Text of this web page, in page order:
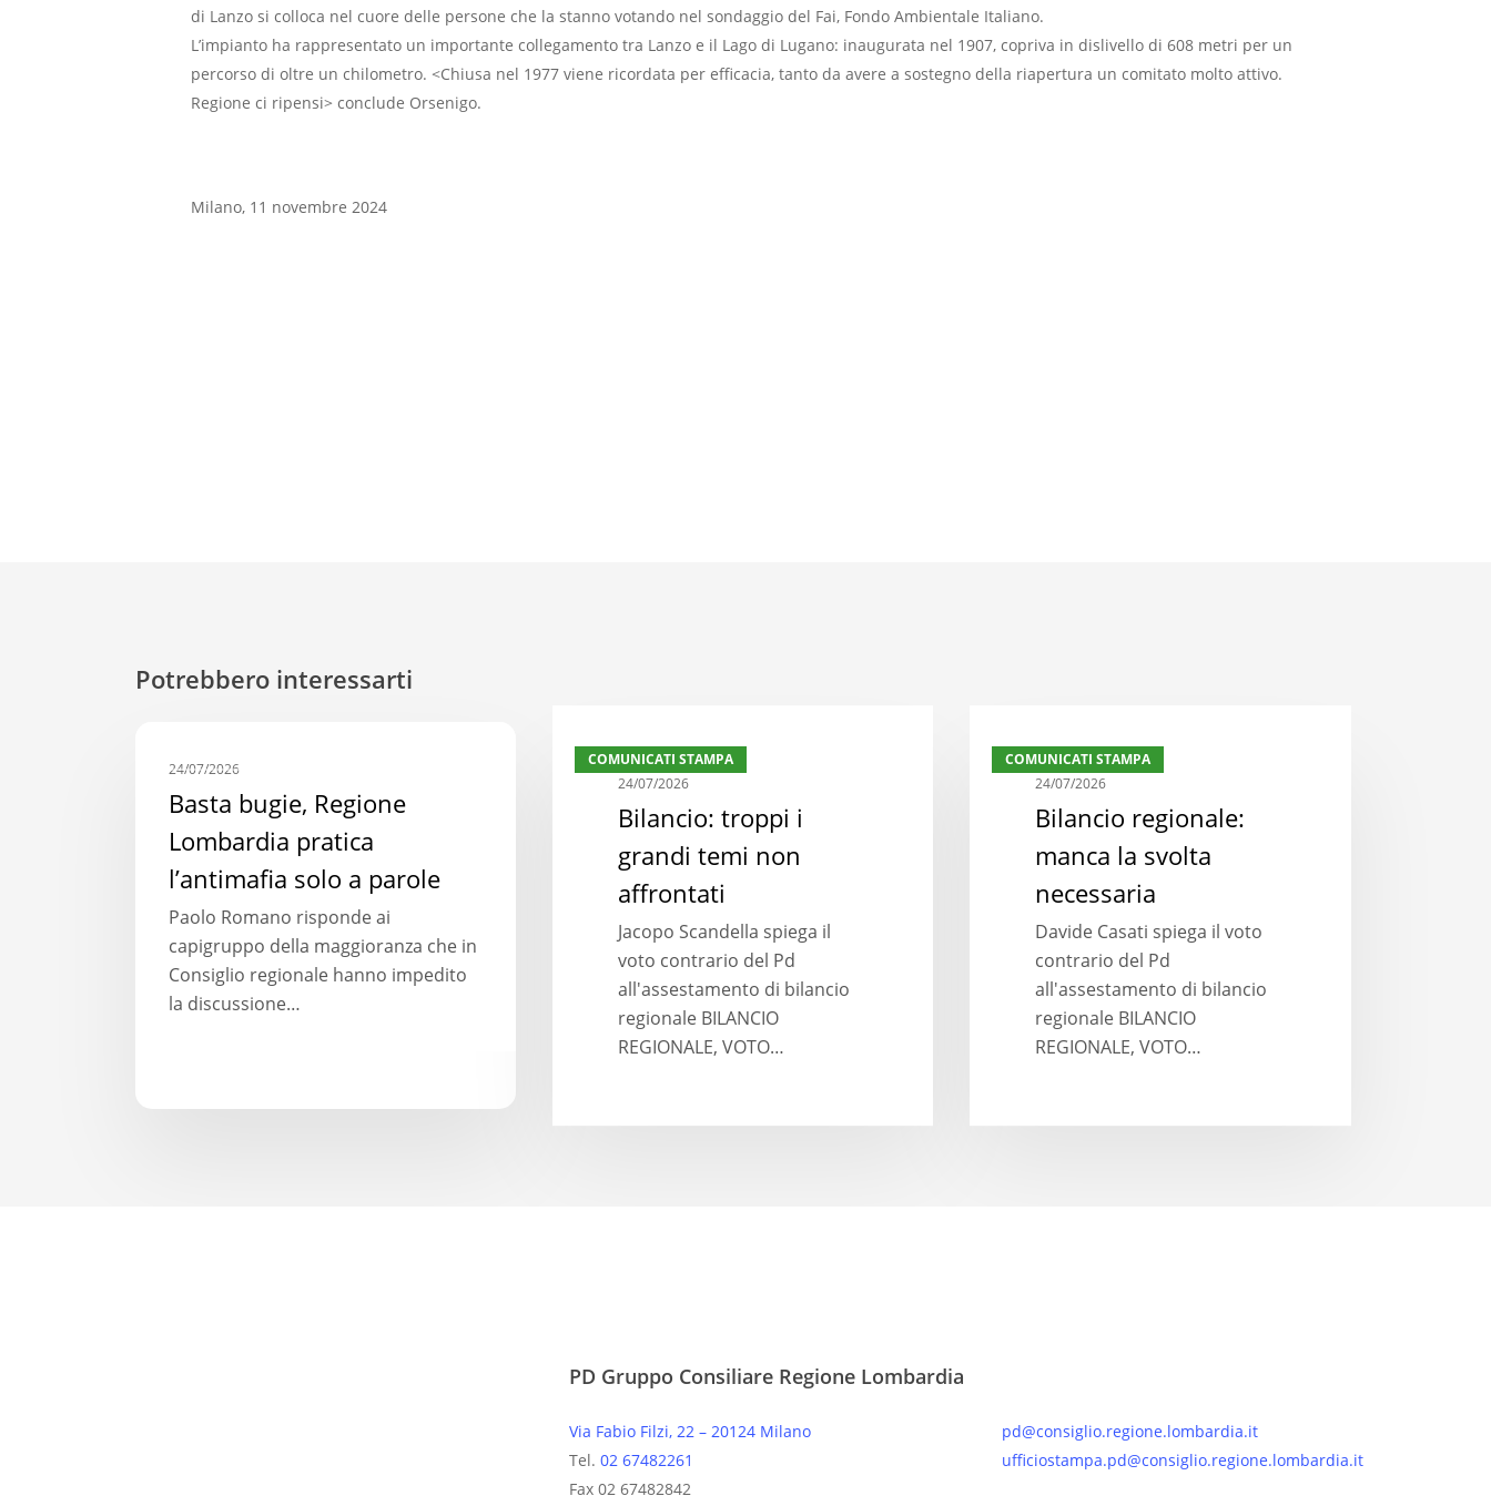
di Lanzo si colloca nel cuore delle persone che la stanno votando nel sondaggio del Fai, Fondo Ambientale Italiano.
L’impianto ha rappresentato un importante collegamento tra Lanzo e il Lago di Lugano: inaugurata nel 1907, copriva in dislivello di 608 metri per un
percorso di oltre un chilometro. <Chiusa nel 1977 viene ricordata per efficacia, tanto da avere a sostegno della riapertura un comitato molto attivo.
Regione ci ripensi> conclude Orsenigo.
Milano, 11 novembre 2024
Potrebbero interessarti
bugie,
Regione
pratica
l’antimafia
parole
24/07/2026
Basta bugie, Regione
Lombardia pratica
l’antimafia solo a parole
Paolo Romano risponde ai
capigruppo della maggioranza che in
Consiglio regionale hanno impedito
la discussione…
COMUNICATI STAMPA
troppi
affrontati
24/07/2026
Bilancio: troppi i
grandi temi non
affrontati
Jacopo Scandella spiega il
voto contrario del Pd
all'assestamento di bilancio
regionale BILANCIO
REGIONALE, VOTO…
COMUNICATI STAMPA
regionale:
24/07/2026
Bilancio regionale:
manca la svolta
necessaria
Davide Casati spiega il voto
contrario del Pd
all'assestamento di bilancio
regionale BILANCIO
REGIONALE, VOTO…
PD Gruppo Consiliare Regione Lombardia
Via Fabio Filzi, 22 – 20124 Milano
Tel.02 67482261
Fax 02 67482842
pd@consiglio.regione.lombardia.it
ufficiostampa.pd@consiglio.regione.lombardia.it